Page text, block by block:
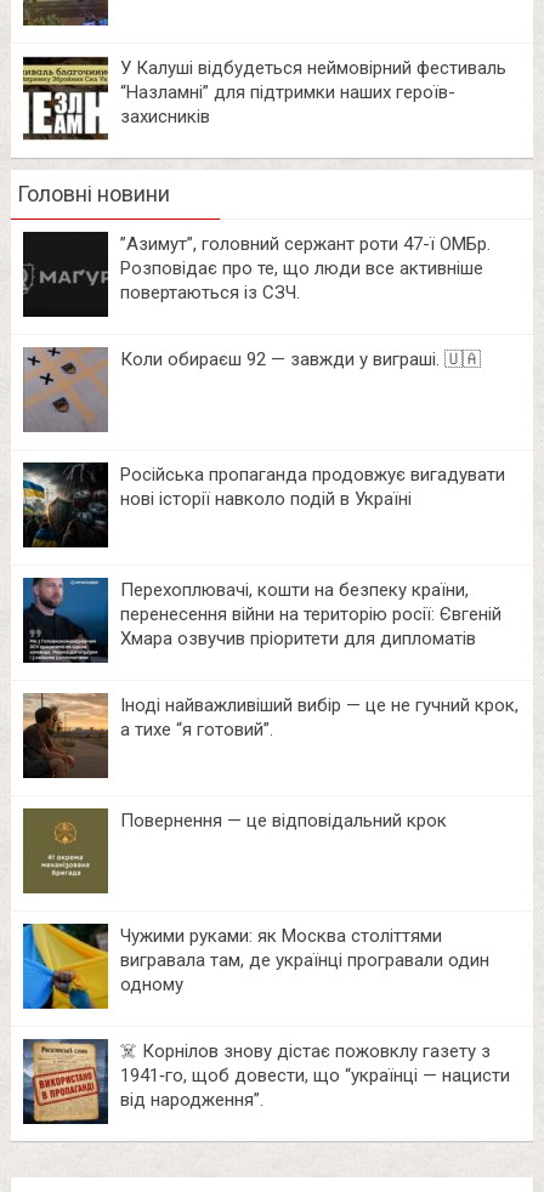
У Калуші відбудеться неймовірний фестиваль
“Назламні” для підтримки наших героїв-
захисників
Головні новини
⁨”Азимут”, головний сержант роти 47-ї ОМБр.
Розповідає про те, що люди все активніше
повертаються із СЗЧ.
Коли обираєш 92 — завжди у виграші. 🇺🇦
Російська пропаганда продовжує вигадувати
нові історії навколо подій в Україні
Перехоплювачі, кошти на безпеку країни,
перенесення війни на територію росії: Євгеній
Хмара озвучив пріоритети для дипломатів
Іноді найважливіший вибір — це не гучний крок,
а тихе “я готовий”.
Повернення — це відповідальний крок
Чужими руками: як Москва століттями
вигравала там, де українці програвали один
одному
☠️ Корнілов знову дістає пожовклу газету з
1941‑го, щоб довести, що “українці — нацисти
від народження”.